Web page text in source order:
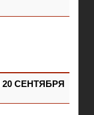
СЕНТЯБРЯ